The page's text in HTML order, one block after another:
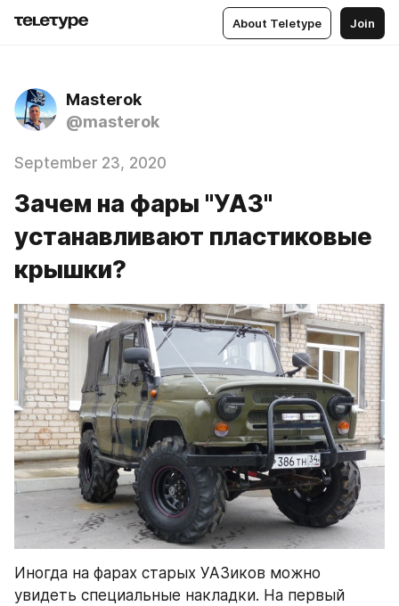
About Teletype Join
Masterok
@masterok
September 23, 2020
Зачем на фары "УАЗ"
устанавливают пластиковые
крышки?
Иногда на фарах старых УАЗиков можно
увидеть специальные накладки. На первый